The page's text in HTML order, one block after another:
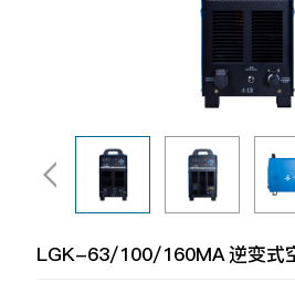

LGK-63/100/160MA 逆变式